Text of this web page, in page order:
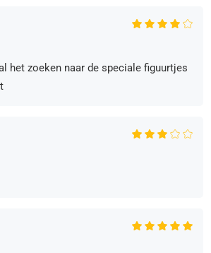
het zoeken naar de speciale figuurtjes